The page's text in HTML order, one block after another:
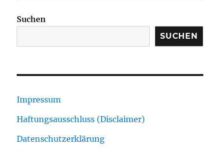
Suchen
SUCHEN
Impressum
Haftungsausschluss (Disclaimer)
Datenschutzerklärung